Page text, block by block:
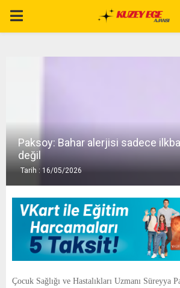
P
A
E
Paksoy: Bahar alerjisi sadece
değil
Tarih : 16/05/2026
Çocuk Sağlığı ve Hastalıkları Uzmanı Süreyya